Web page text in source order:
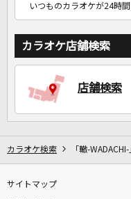
いつものカラオケが24時
カラオケ店舗検索
店舗検索
カラオケ検索 「轍-
サイトマップ